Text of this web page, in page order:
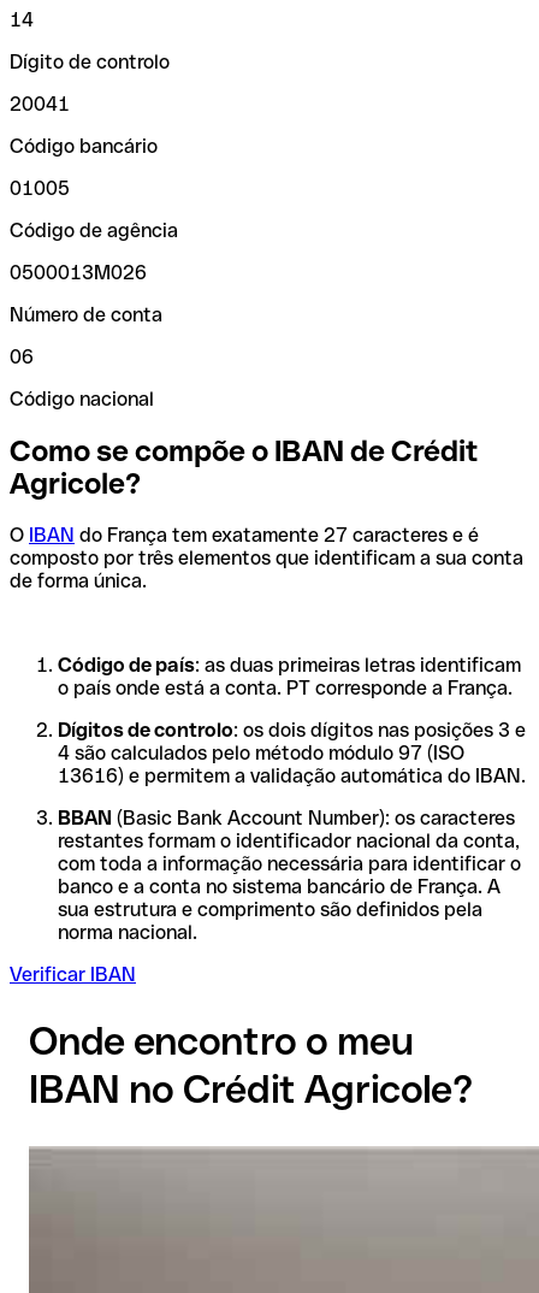
14
Dígito de controlo
20041
Código bancário
01005
Código de agência
0500013M026
Número de conta
06
Código nacional
Como se compõe o IBAN de Crédit
Agricole?
O IBAN do França tem exatamente 27 caracteres e é
composto por três elementos que identificam a sua conta
de forma única.
Código de país: as duas primeiras letras identificam
o país onde está a conta. PT corresponde a França.
Dígitos de controlo: os dois dígitos nas posições 3 e
4 são calculados pelo método módulo 97 (ISO
13616) e permitem a validação automática do IBAN.
BBAN (Basic Bank Account Number): os caracteres
restantes formam o identificador nacional da conta,
com toda a informação necessária para identificar o
banco e a conta no sistema bancário de França. A
sua estrutura e comprimento são definidos pela
norma nacional.
Verificar IBAN
Onde encontro o meu
IBAN no Crédit Agricole?